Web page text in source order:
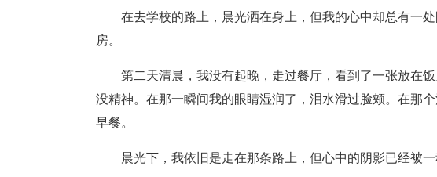
在去学校的路上，晨光洒在身上，但我的心中却总有一
房。
第二天清晨，我没有起晚，走过餐厅，看到了一张放在
没精神。在那一瞬间我的眼睛湿润了，泪水滑过脸颊。在那
早餐。
晨光下，我依旧是走在那条路上，但心中的阴影已经被一